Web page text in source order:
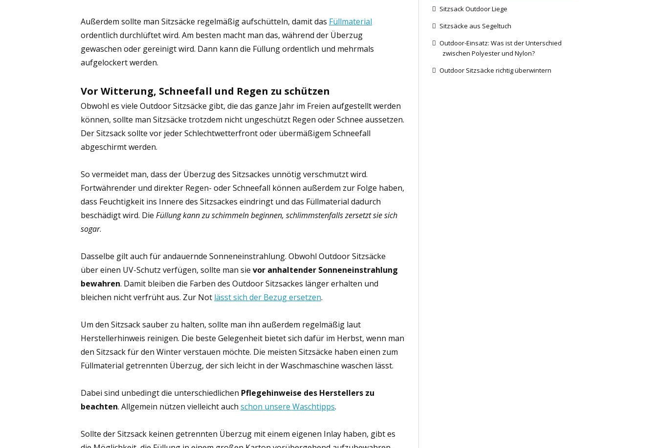
Außerdem sollte man Sitzsäcke regelmäßig aufschütteln, damit das Füllmaterial
ordentlich durchlüftet wird. Am besten macht man das, während der Überzug
gewaschen oder gereinigt wird. Dann kann die Füllung ordentlich und mehrmals
aufgelockert werden.
Vor Witterung, Schneefall und Regen zu schützen
Obwohl es viele Outdoor Sitzsäcke gibt, die das ganze Jahr im Freien aufgestellt werden
können, sollte man Sitzsäcke trotzdem nicht ungeschützt Regen oder Schnee aussetzen.
Der Sitzsack sollte vor jeder Schlechtwetterfront oder übermäßigem Schneefall
abgeschirmt werden.
So vermeidet man, dass der Überzug des Sitzsackes unnötig verschmutzt wird.
Fortwährender und direkter Regen- oder Schneefall können außerdem zur Folge haben,
dass Feuchtigkeit ins Innere des Sitzsackes eindringt und das Füllmaterial dadurch
beschädigt wird. Die Füllung kann zu schimmeln beginnen, schlimmstenfalls zersetzt sie sich
sogar.
Dasselbe gilt auch für andauernde Sonneneinstrahlung. Obwohl Outdoor Sitzsäcke
über einen UV-Schutz verfügen, sollte man sie vor anhaltender Sonneneinstrahlung
bewahren. Damit bleiben die Farben des Outdoor Sitzsackes länger erhalten und
bleichen nicht verfrüht aus. Zur Not lässt sich der Bezug ersetzen.
Um den Sitzsack sauber zu halten, sollte man ihn außerdem regelmäßig laut
Herstellerhinweis reinigen. Die beste Gelegenheit bietet sich dafür im Herbst, wenn man
den Sitzsack für den Winter verstauen möchte. Die meisten Sitzsäcke haben einen zum
Füllmaterial getrennten Überzug, der sich leicht in der Waschmaschine waschen lässt.
Dabei sind unbedingt die unterschiedlichen Pflegehinweise des Herstellers zu
beachten. Allgemein nützen vielleicht auch schon unsere Waschtipps.
Sollte der Sitzsack keinen getrennten Überzug mit einem eigenen Inlay haben, gibt es
Sitzsack Outdoor Liege
Sitzsäcke aus Segeltuch
Outdoor-Einsatz: Was ist der Unterschied
zwischen Polyester und Nylon?
Outdoor Sitzsäcke richtig überwintern